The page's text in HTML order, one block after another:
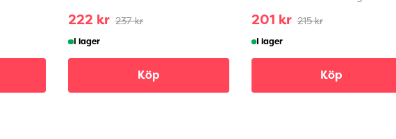
222 kr 237 kr
I lager
Köp
201 kr 215 kr
I lager
Köp